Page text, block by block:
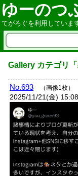
ゆーのつ
てがろぐを利用していま
Gallery カテゴリ「
No.693 （画像1枚）
2025/11/21(金)